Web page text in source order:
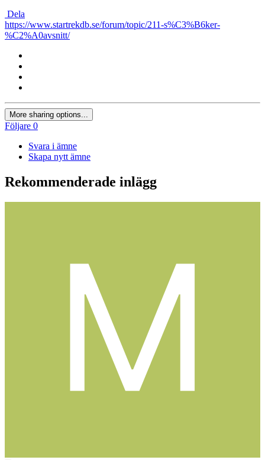
Dela
https://www.startrekdb.se/forum/topic/211-s%C3%B6ker-
%C2%A0avsnitt/
More sharing options...
Följare 0
Svara i ämne
Skapa nytt ämne
Rekommenderade inlägg